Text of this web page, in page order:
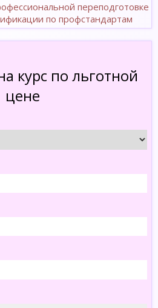
переподготовке
по профстандартам
курс по льготной
цене